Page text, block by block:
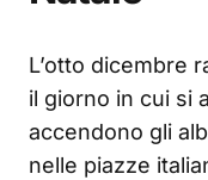
L’otto dicembre
il giorno in cui si
accendono gli
nelle piazze